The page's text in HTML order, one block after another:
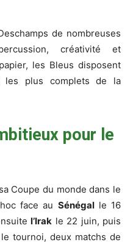
de nombreuses
créativité et
les Bleus disposent
les plus complets de la
pour le
Coupe du monde dans le
face au Sénégalle 16
l’Irak le 22 juin, puis
tournoi, deux matchs de